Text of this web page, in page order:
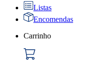
Listas
Encomendas
Carrinho